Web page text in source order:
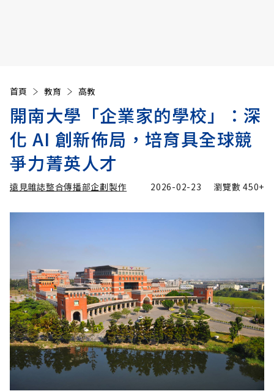
首頁 教育 高教
開南大學「企業家的學校」：深
化 AI 創新佈局，培育具全球競
爭力菁英人才
遠見雜誌整合傳播部企劃製作 2026-02-23 瀏覽數450+